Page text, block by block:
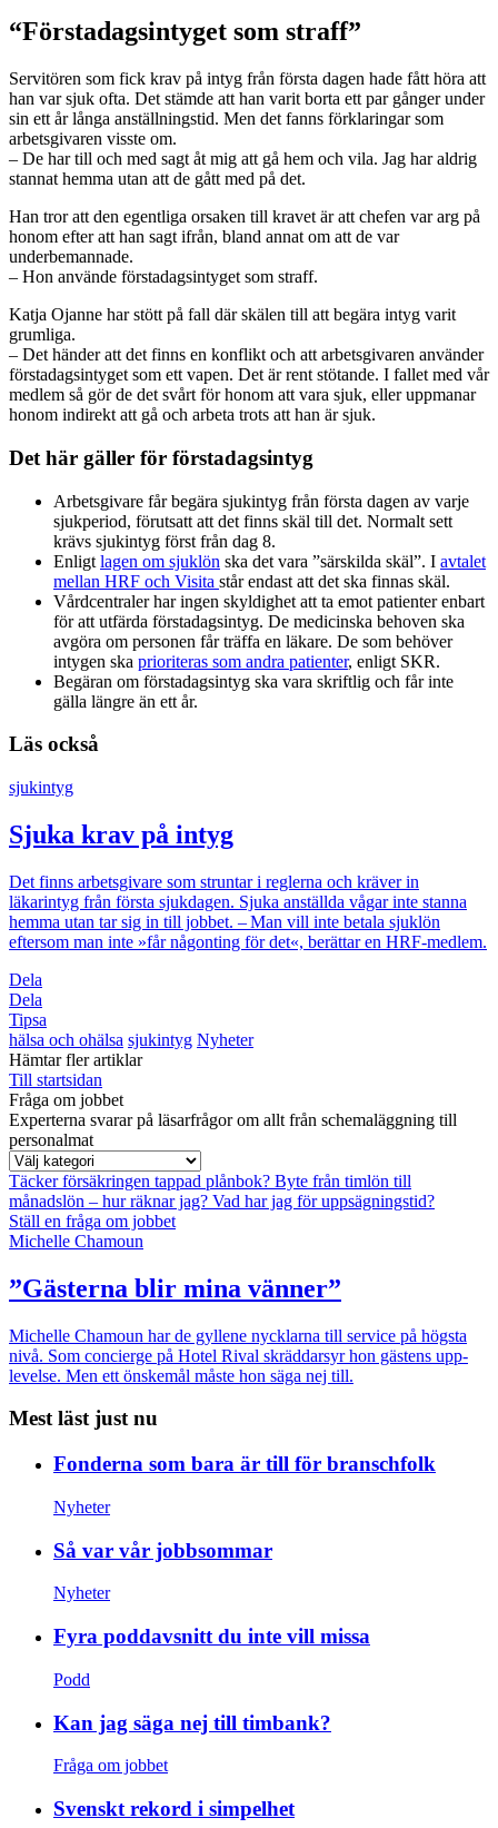
“Förstadagsintyget som straff”
Servitören som fick krav på intyg från första dagen hade fått höra att
han var sjuk ofta. Det stämde att han varit borta ett par gånger under
sin ett år långa anställningstid. Men det fanns förklaringar som
arbetsgivaren visste om.
– De har till och med sagt åt mig att gå hem och vila. Jag har aldrig
stannat hemma utan att de gått med på det.
Han tror att den egentliga orsaken till kravet är att chefen var arg på
honom efter att han sagt ifrån, bland annat om att de var
underbemannade.
– Hon använde förstadagsintyget som straff.
Katja Ojanne har stött på fall där skälen till att begära intyg varit
grumliga.
– Det händer att det finns en konflikt och att arbetsgivaren använder
förstadagsintyget som ett vapen. Det är rent stötande. I fallet med vår
medlem så gör de det svårt för honom att vara sjuk, eller uppmanar
honom indirekt att gå och arbeta trots att han är sjuk.
Det här gäller för förstadagsintyg
Arbetsgivare får begära sjukintyg från första dagen av varje
sjukperiod, förutsatt att det finns skäl till det. Normalt sett
krävs sjukintyg först från dag 8.
Enligt lagen om sjuklön ska det vara ”särskilda skäl”. I avtalet
mellan HRF och Visita står endast att det ska finnas skäl.
Vårdcentraler har ingen skyldighet att ta emot patienter enbart
för att utfärda förstadagsintyg. De medicinska behoven ska
avgöra om personen får träffa en läkare. De som behöver
intygen ska prioriteras som andra patienter, enligt SKR.
Begäran om förstadagsintyg ska vara skriftlig och får inte
gälla längre än ett år.
Läs också
sjukintyg
Sjuka krav på intyg
Det finns arbetsgivare som struntar i reglerna och kräver in
läkarintyg från första sjukdagen. Sjuka anställda vågar inte stanna
hemma utan tar sig in till jobbet. – Man vill inte betala sjuklön
eftersom man inte »får någonting för det«, berättar en HRF-medlem.
Dela
Dela
Tipsa
hälsa och ohälsa sjukintyg Nyheter
Hämtar fler artiklar
Till startsidan
Fråga om jobbet
Experterna svarar på läsarfrågor om allt från schemaläggning till
personalmat
Täcker försäkringen tappad plånbok? Byte från timlön till
månadslön – hur räknar jag? Vad har jag för uppsägningstid?
Ställ en fråga om jobbet
Michelle Chamoun
”Gästerna blir mina vänner”
Michelle Chamoun har de gyllene nycklarna till service på högsta
nivå. Som concierge på Hotel Rival skräddarsyr hon gästens upp­
levelse. Men ett önskemål måste hon säga nej till.
Mest läst just nu
Fonderna som bara är till för branschfolk
Nyheter
Så var vår jobbsommar
Nyheter
Fyra poddavsnitt du inte vill missa
Podd
Kan jag säga nej till timbank?
Fråga om jobbet
Svenskt rekord i simpelhet